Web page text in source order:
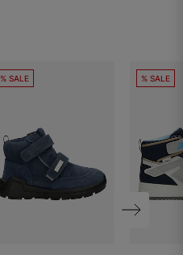
% SALE % SALE